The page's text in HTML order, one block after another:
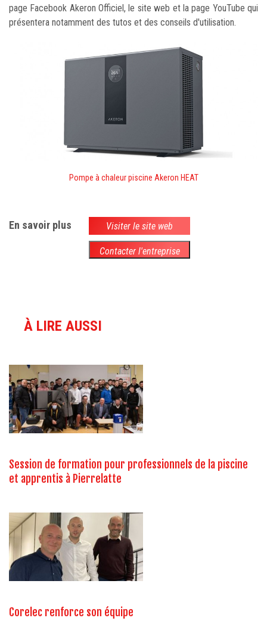
page Facebook Akeron Officiel, le site web et la page YouTube qui
présentera notamment des tutos et des conseils d'utilisation.
Pompe à chaleur piscine Akeron HEAT
En savoir plus Visiter le site web
Contacter l'entreprise
À LIRE AUSSI
Session de formation pour professionnels de la piscine
et apprentis à Pierrelatte
Corelec renforce son équipe